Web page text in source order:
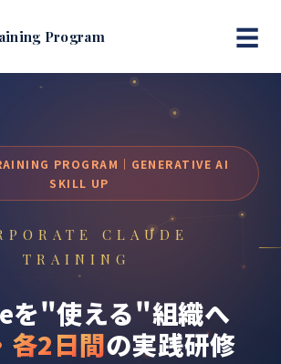
Program ☰
PROGRAM｜GENERATIVE AI
SKILL UP
CLAUDE
TRAINING
eを"使える"組織へ
各2日間の実践研修